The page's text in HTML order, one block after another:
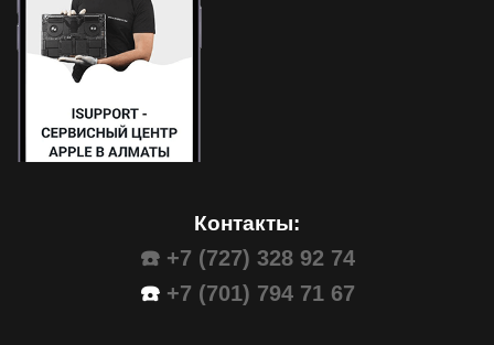
Контакты:
☎️ +7 (727) 328 92 74
☎️ +7 (701) 794 71 67